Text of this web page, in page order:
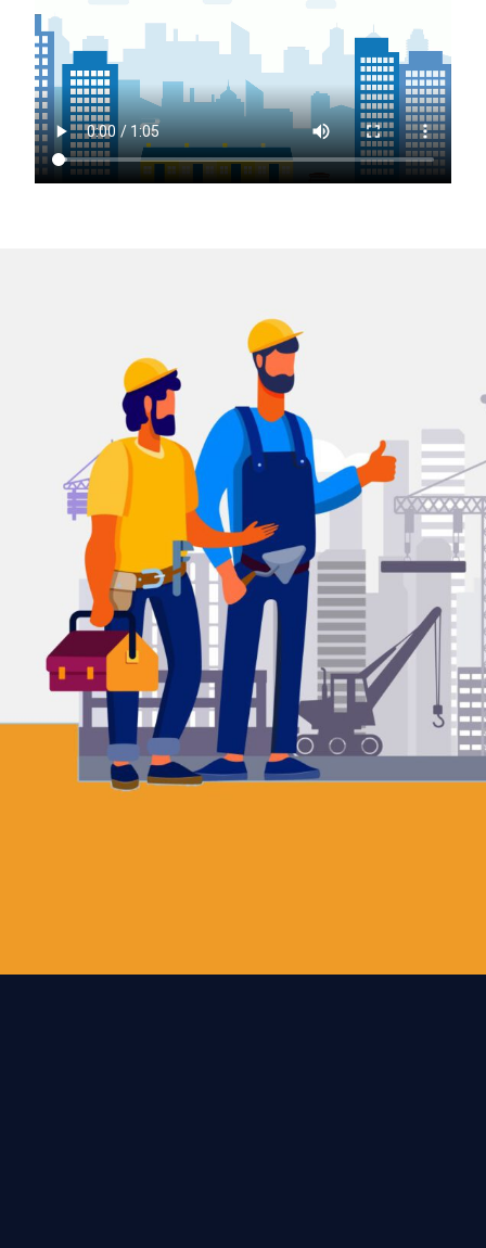
OFFERTE AANVRAGEN
Kostenloos en
vrijblijvend
Mega ISO streeft naar transparantie. Wij
bieden u een vaste prijs zonder
bijkomende kosten. Nadat wij uw
aanvraag hebben ontvangen, maken wij
binnen 24 uur een afspraak met u. Hierna
stellen wij vrijblijvend een offerte op.
OFFERTE AANVRAGEN